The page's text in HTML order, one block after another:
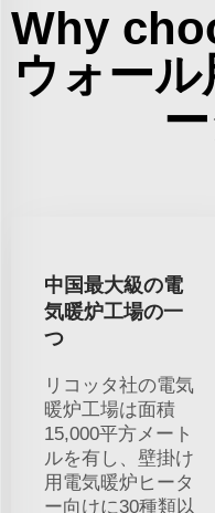
Why
ウォール
中国最大級の電
気暖炉工場の一
つ
リコッタ社の電気
暖炉工場は面積
15,000平方メート
ルを有し、壁掛け
用電気暖炉ヒータ
ー向けに30種類以